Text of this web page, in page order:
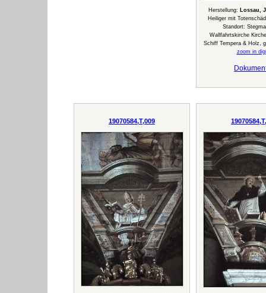
Herstellung: Lossau,
Heiliger mit
Standort:
Wallfahrtskirche
Schiff Tempera & Holz,
zoom in
19070584,T,009